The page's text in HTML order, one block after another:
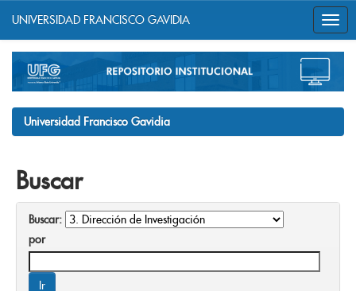
navigation
UNIVERSIDAD FRANCISCO GAVIDIA
Universidad Francisco Gavidia
Buscar
Buscar:
por